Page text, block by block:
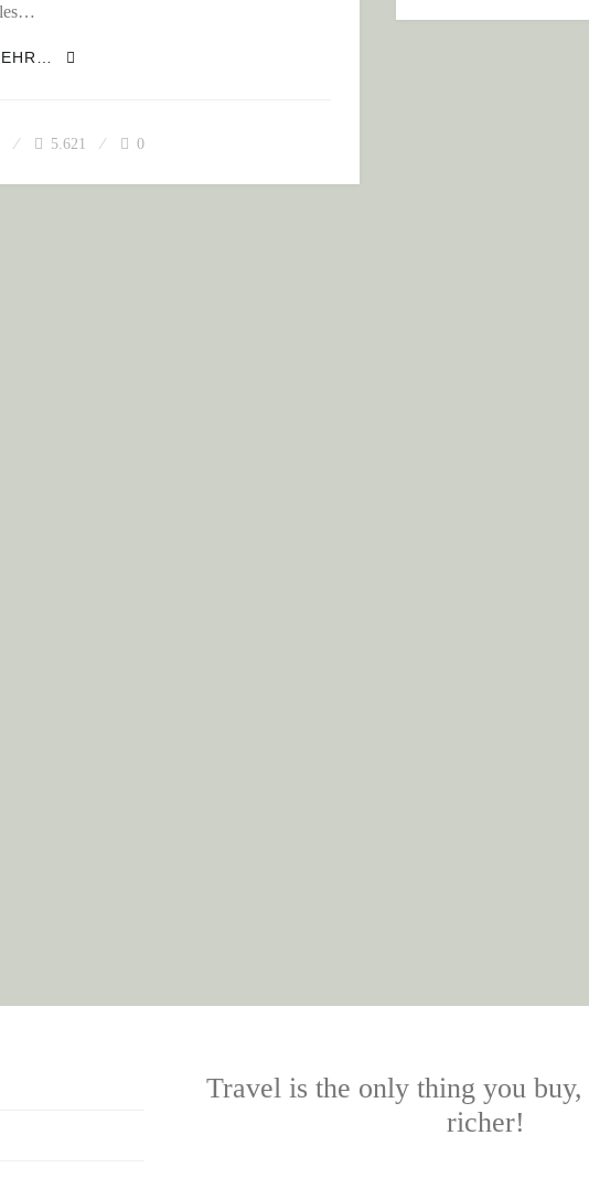
IM TIEFSAND
MAROKKO II: EIN BISSCHEN HOLPRIG WAR ES DANN SCHON
5.621 0
FÄHRE
Travel is the only thing you buy,
richer!